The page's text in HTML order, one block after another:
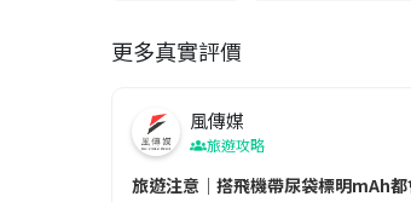
更多真實評價
風傳媒
旅遊攻略
旅遊注意｜搭飛機帶尿袋標明mAh都